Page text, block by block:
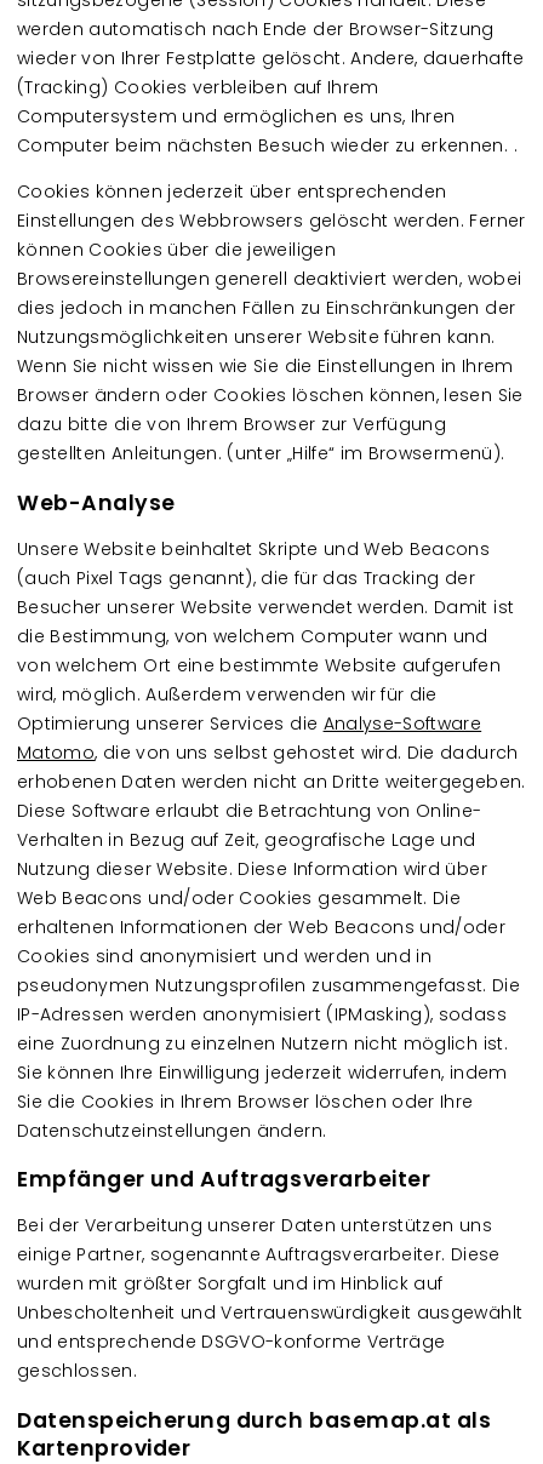
werden automatisch nach Ende der Browser-Sitzung
wieder von Ihrer Festplatte gelöscht. Andere, dauerhafte
(Tracking) Cookies verbleiben auf Ihrem
Computersystem und ermöglichen es uns, Ihren
Computer beim nächsten Besuch wieder zu erkennen. .
Cookies können jederzeit über entsprechenden
Einstellungen des Webbrowsers gelöscht werden. Ferner
können Cookies über die jeweiligen
Browsereinstellungen generell deaktiviert werden, wobei
dies jedoch in manchen Fällen zu Einschränkungen der
Nutzungsmöglichkeiten unserer Website führen kann.
Wenn Sie nicht wissen wie Sie die Einstellungen in Ihrem
Browser ändern oder Cookies löschen können, lesen Sie
dazu bitte die von Ihrem Browser zur Verfügung
gestellten Anleitungen. (unter „Hilfe“ im Browsermenü).
Web-Analyse
Unsere Website beinhaltet Skripte und Web Beacons
(auch Pixel Tags genannt), die für das Tracking der
Besucher unserer Website verwendet werden. Damit ist
die Bestimmung, von welchem Computer wann und
von welchem Ort eine bestimmte Website aufgerufen
wird, möglich. Außerdem verwenden wir für die
Optimierung unserer Services die Analyse-Software
Matomo, die von uns selbst gehostet wird. Die dadurch
erhobenen Daten werden nicht an Dritte weitergegeben.
Diese Software erlaubt die Betrachtung von Online-
Verhalten in Bezug auf Zeit, geografische Lage und
Nutzung dieser Website. Diese Information wird über
Web Beacons und/oder Cookies gesammelt. Die
erhaltenen Informationen der Web Beacons und/oder
Cookies sind anonymisiert und werden und in
pseudonymen Nutzungsprofilen zusammengefasst. Die
IP-Adressen werden anonymisiert (IPMasking), sodass
eine Zuordnung zu einzelnen Nutzern nicht möglich ist.
Sie können Ihre Einwilligung jederzeit widerrufen, indem
Sie die Cookies in Ihrem Browser löschen oder Ihre
Datenschutzeinstellungen ändern.
Empfänger und Auftragsverarbeiter
Bei der Verarbeitung unserer Daten unterstützen uns
einige Partner, sogenannte Auftragsverarbeiter. Diese
wurden mit größter Sorgfalt und im Hinblick auf
Unbescholtenheit und Vertrauenswürdigkeit ausgewählt
und entsprechende DSGVO-konforme Verträge
geschlossen.
Datenspeicherung durch basemap.at als
Kartenprovider